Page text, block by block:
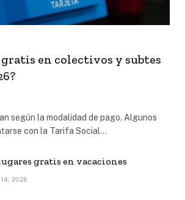
gratis en colectivos y subtes
según la modalidad de pago. Algunos
con la Tarifa Social…
gratis en vacaciones
2026